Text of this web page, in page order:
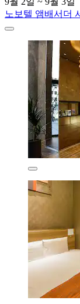
노보텔 앰배서더